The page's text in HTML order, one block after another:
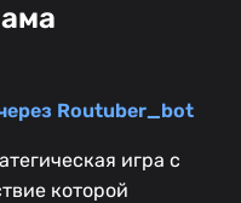
Routuber_bot
игра с
которой